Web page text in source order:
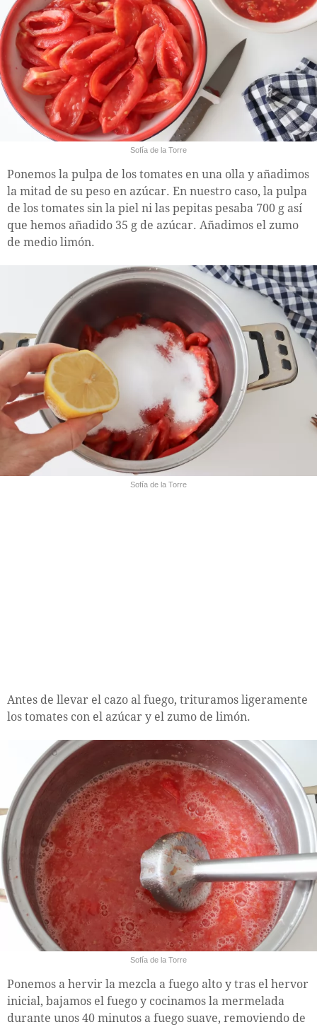
Sofía de la Torre
Ponemos la pulpa de los tomates en una olla y añadimos
la mitad de su peso en azúcar. En nuestro caso, la pulpa
de los tomates sin la piel ni las pepitas pesaba 700 g así
que hemos añadido 35 g de azúcar. Añadimos el zumo
de medio limón.
Sofía de la Torre
Antes de llevar el cazo al fuego, trituramos ligeramente
los tomates con el azúcar y el zumo de limón.
Sofía de la Torre
Ponemos a hervir la mezcla a fuego alto y tras el hervor
inicial, bajamos el fuego y cocinamos la mermelada
durante unos 40 minutos a fuego suave, removiendo de